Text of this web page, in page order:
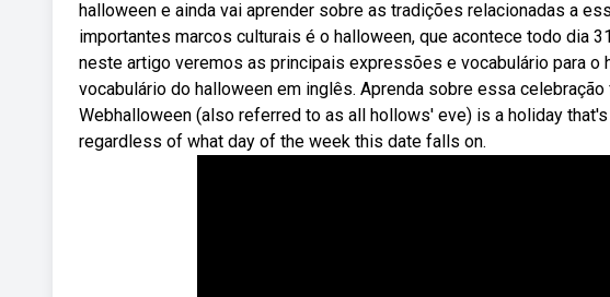
halloween e ainda vai aprender sobre as tradições relacionadas a
importantes marcos culturais é o halloween, que acontece todo dia
neste artigo veremos as principais expressões e vocabulário para
vocabulário do halloween em inglês. Aprenda sobre essa
Webhalloween (also referred to as all hollows' eve) is a holiday
regardless of what day of the week this date falls on.